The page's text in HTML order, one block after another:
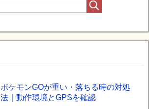
ポケモンGOが重い・落ちる時の対処
法｜動作環境とGPSを確認